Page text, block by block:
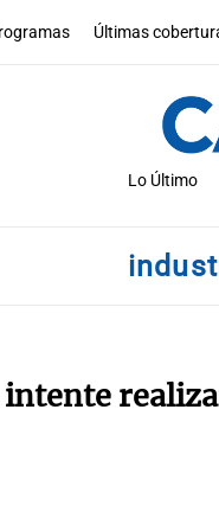
Últimas
Lo Último